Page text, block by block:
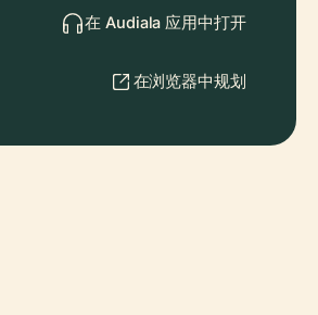
在 Audiala 应用中打开
在浏览器中规划